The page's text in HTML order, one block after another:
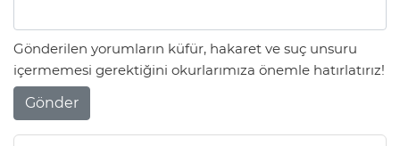
Gönderilen yorumların küfür, hakaret ve suç unsuru
içermemesi gerektiğini okurlarımıza önemle hatırlatırız!
Gönder